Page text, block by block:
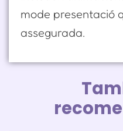
mode presentació
assegurada.